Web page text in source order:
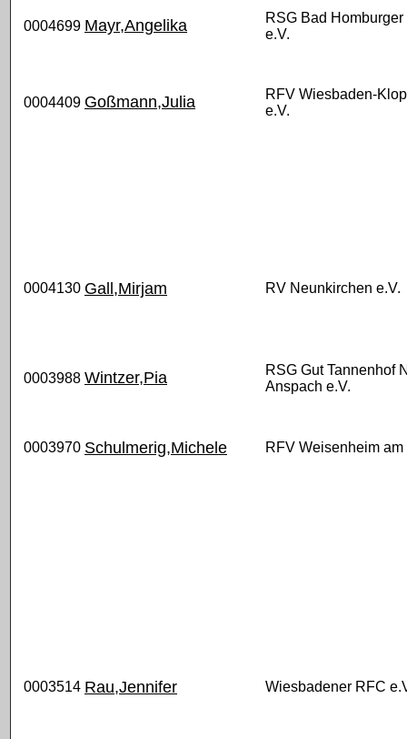
0004699 Mayr,Angelika
RSG Bad
e.V.
0004409 Goßmann,Julia
RFV Wiesbaden-
e.V.
0004130 Gall,Mirjam RV Neunkirchen e.V.
0003988 Wintzer,Pia
RSG Gut Tannenhof
Anspach e.V.
0003970 Schulmerig,Michele RFV Weisenheim am
0003514 Rau,Jennifer Wiesbadener RFC